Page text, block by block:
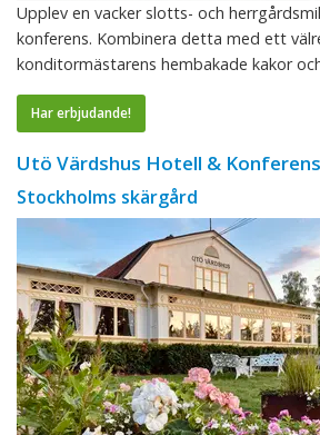
Upplev en vacker slotts- och
konferens. Kombinera detta med ett
konditormästarens hembakade kakor
Har erbjudande!
Utö Värdshus Hotell & Konferens
Stockholms skärgård